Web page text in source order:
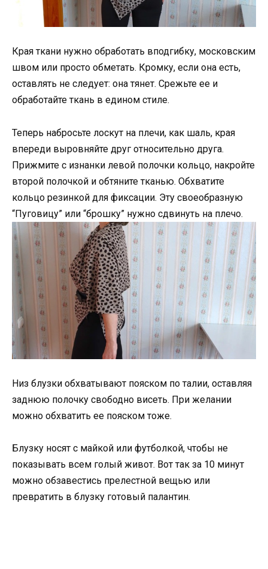
Края ткани нужно обработать вподгибку, московским
швом или просто обметать. Кромку, если она есть,
оставлять не следует: она тянет. Срежьте ее и
обработайте ткань в едином стиле.
Теперь набросьте лоскут на плечи, как шаль, края
впереди выровняйте друг относительно друга.
Прижмите с изнанки левой полочки кольцо, накройте
второй полочкой и обтяните тканью. Обхватите
кольцо резинкой для фиксации. Эту своеобразную
“Пуговицу” или “брошку” нужно сдвинуть на плечо.
Низ блузки обхватывают пояском по талии, оставляя
заднюю полочку свободно висеть. При желании
можно обхватить ее пояском тоже.
Блузку носят с майкой или футболкой, чтобы не
показывать всем голый живот. Вот так за 10 минут
можно обзавестись прелестной вещью или
превратить в блузку готовый палантин.